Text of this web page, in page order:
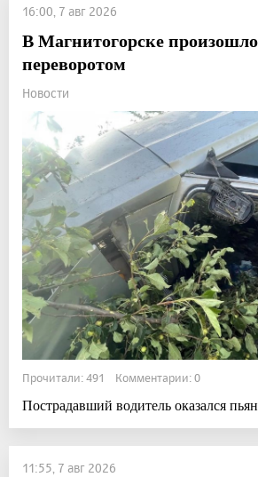
16:00, 7 авг 2026
В Магнитогорске
переворотом
Новости
Прочитали: 491 Комментарии: 0
Пострадавший водитель оказался пьян
11:55, 7 авг 2026